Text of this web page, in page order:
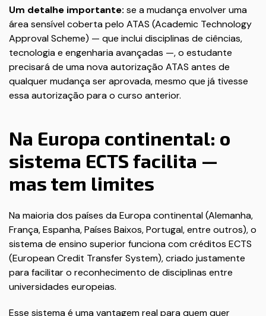
Um detalhe importante: se a mudança envolver uma
área sensível coberta pelo ATAS (Academic Technology
Approval Scheme) — que inclui disciplinas de ciências,
tecnologia e engenharia avançadas —, o estudante
precisará de uma nova autorização ATAS antes de
qualquer mudança ser aprovada, mesmo que já tivesse
essa autorização para o curso anterior.
Na Europa continental: o
sistema ECTS facilita —
mas tem limites
Na maioria dos países da Europa continental (Alemanha,
França, Espanha, Países Baixos, Portugal, entre outros), o
sistema de ensino superior funciona com créditos ECTS
(European Credit Transfer System), criado justamente
para facilitar o reconhecimento de disciplinas entre
universidades europeias.
Esse sistema é uma vantagem real para quem quer